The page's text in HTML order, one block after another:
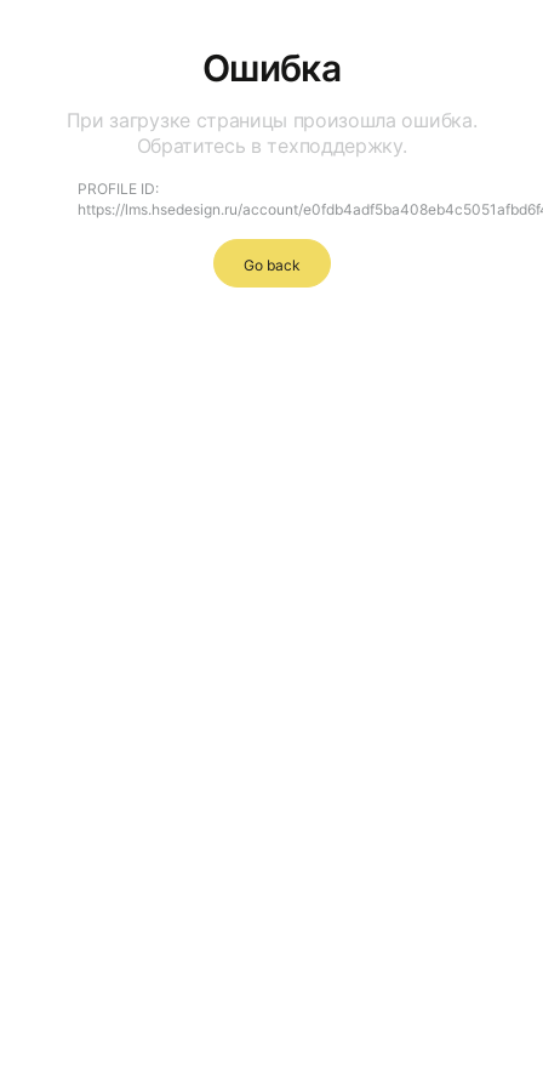
Ошибка
При загрузке страницы произошла ошибка.
Обратитесь в техподдержку.
PROFILE ID:
https://lms.hsedesign.ru/account/
Go back